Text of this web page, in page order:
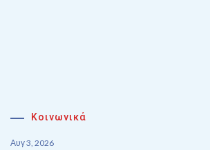
Κοινωνικά
Αυγ 3, 2026